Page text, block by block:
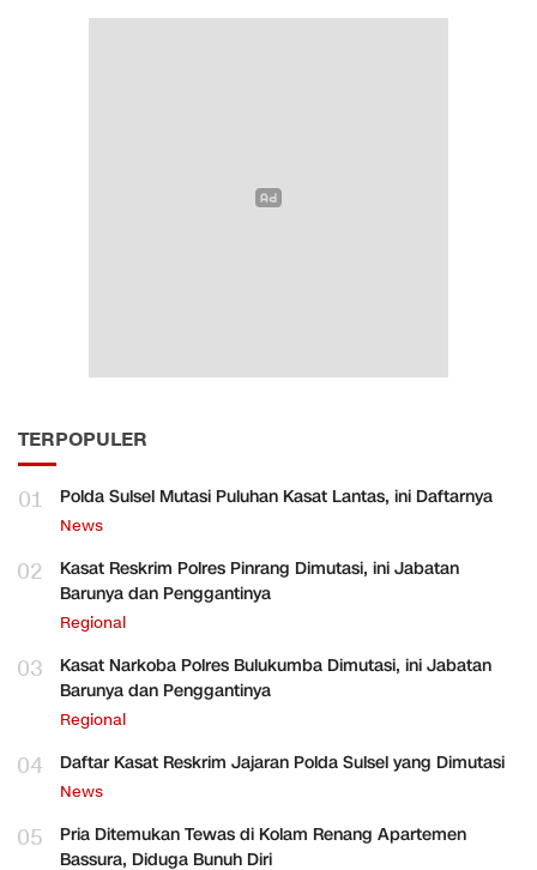
TERPOPULER
01 Polda Sulsel Mutasi Puluhan Kasat Lantas, ini Daftarnya
News
02
Kasat Reskrim Polres Pinrang Dimutasi, ini Jabatan
Barunya dan Penggantinya
Regional
03
Kasat Narkoba Polres Bulukumba Dimutasi, ini Jabatan
Barunya dan Penggantinya
Regional
04 Daftar Kasat Reskrim Jajaran Polda Sulsel yang Dimutasi
News
05
Pria Ditemukan Tewas di Kolam Renang Apartemen
Bassura, Diduga Bunuh Diri